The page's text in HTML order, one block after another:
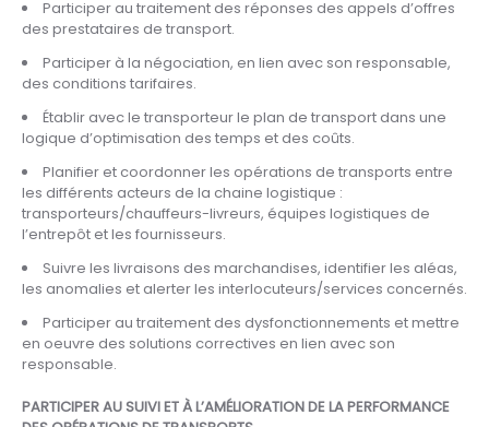
Participer au traitement des réponses des appels d’offres
des prestataires de transport.
Participer à la négociation, en lien avec son responsable,
des conditions tarifaires.
Établir avec le transporteur le plan de transport dans une
logique d’optimisation des temps et des coûts.
Planifier et coordonner les opérations de transports entre
les différents acteurs de la chaine logistique :
transporteurs/chauffeurs-livreurs, équipes logistiques de
l’entrepôt et les fournisseurs.
Suivre les livraisons des marchandises, identifier les aléas,
les anomalies et alerter les interlocuteurs/services concernés.
Participer au traitement des dysfonctionnements et mettre
en oeuvre des solutions correctives en lien avec son
responsable.
PARTICIPER AU SUIVI ET À L’AMÉLIORATION DE LA PERFORMANCE